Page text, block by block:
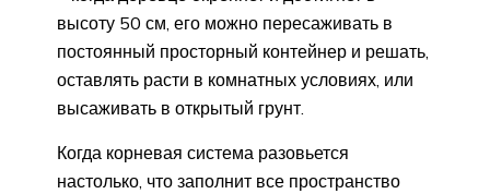
высоту 50 см, его можно пересаживать в
постоянный просторный контейнер и решать,
оставлять расти в комнатных условиях, или
высаживать в открытый грунт.
Когда корневая система разовьется
настолько, что заполнит все пространство